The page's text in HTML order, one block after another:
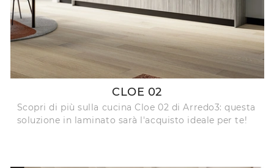
CLOE 02
Scopri di più sulla cucina Cloe 02 di Arredo3: questa
soluzione in laminato sarà l'acquisto ideale per te!